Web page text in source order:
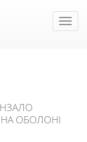
Toggle
ОБОЛОНІ